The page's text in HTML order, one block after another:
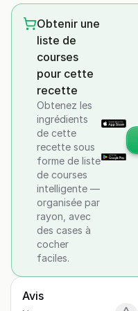
Obtenir une
liste de
courses
pour cette
recette
Obtenez les
ingrédients
de cette
recette sous
forme de liste
de courses
intelligente —
organisée par
rayon, avec
des cases à
cocher
faciles.
Avis